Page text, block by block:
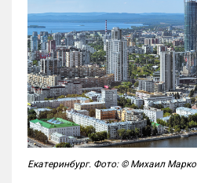
Екатеринбург. Фото: © Михаил